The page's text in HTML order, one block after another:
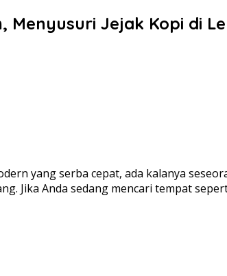
Menyusuri Jejak Kopi di
yang serba cepat, ada kalanya
Jika Anda sedang mencari tempat